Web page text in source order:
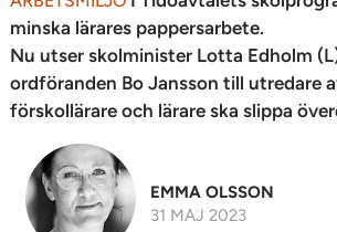
minska lärares pappersarbete.
Nu utser skolminister Lotta Edholm
ordföranden Bo Jansson till utredare
förskollärare och lärare ska slippa
EMMA OLSSON
31 MAJ 2023